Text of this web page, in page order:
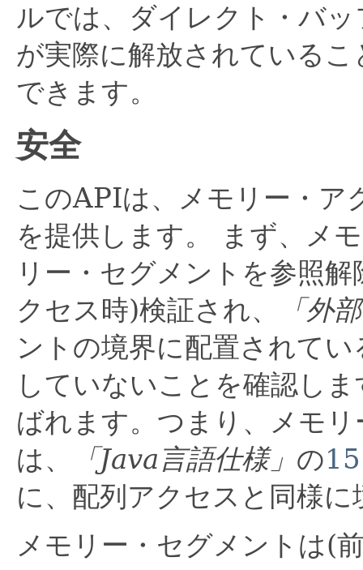
ルでは、ダイレクト・バ
が実際に解放されている
できます。
安全
このAPIは、メモリー・ア
を提供します。
まず、メ
リー・セグメントを参照
クセス時)検証され、
「外
ントの境界に配置されて
していないことを確認しま
ばれます。つまり、メモ
は、
「Java言語仕様」 の
に、配列アクセスと同様
メモリー・セグメントは(